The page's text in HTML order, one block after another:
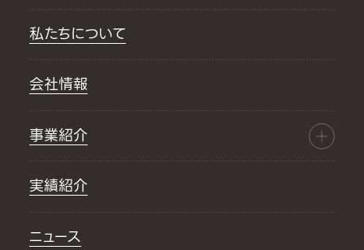
私たちについて
会社情報
事業紹介
実績紹介
ニュース